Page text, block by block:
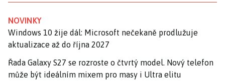
NOVINKY
Windows 10 žije dál: Microsoft nečekaně prodlužuje
aktualizace až do října 2027
Řada Galaxy S27 se rozroste o čtvrtý model. Nový telefon
může být ideálním mixem pro masy i Ultra elitu